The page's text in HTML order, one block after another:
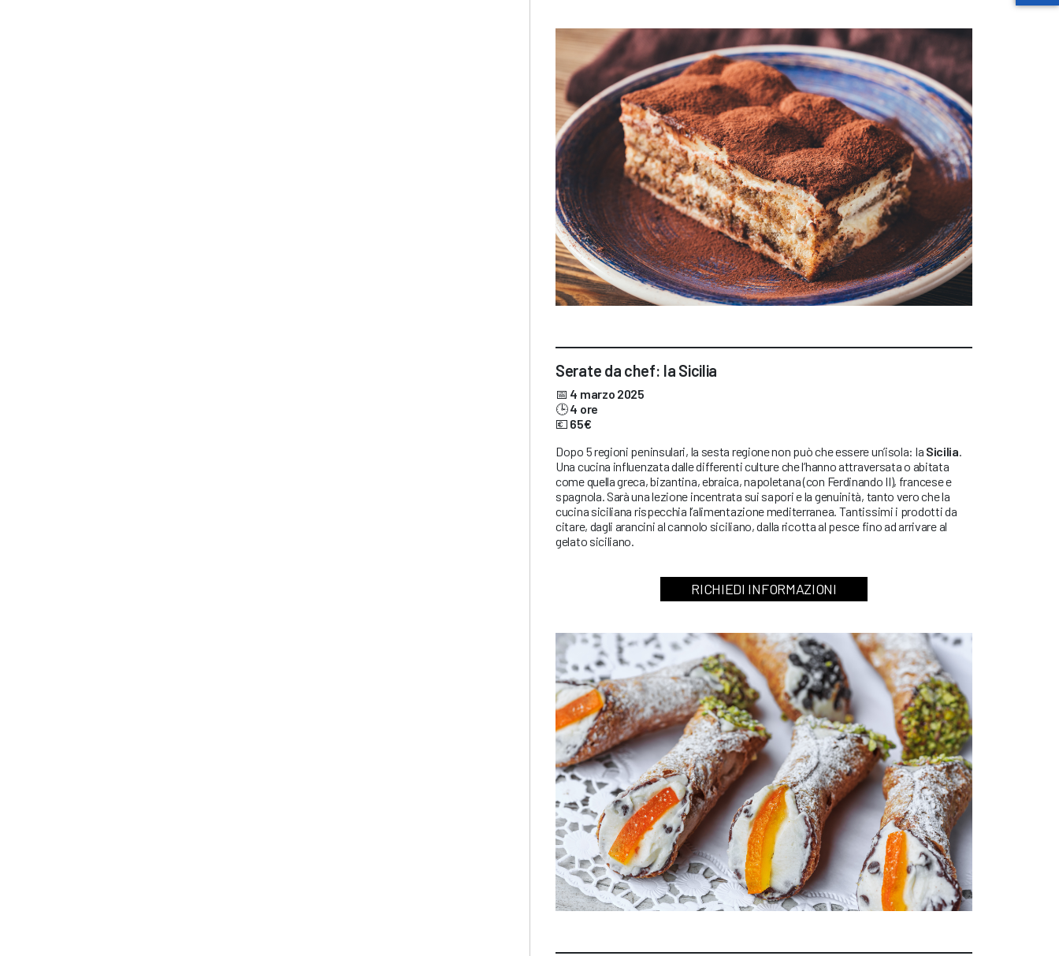
Serate da chef: la Sicilia
📅 4 marzo 2025
🕒4 ore
💶 65€
Dopo 5 regioni peninsulari, la sesta regione non può che essere un’isola: la Sicilia.
Una cucina influenzata dalle differenti culture che l’hanno attraversata o abitata
come quella greca, bizantina, ebraica, napoletana (con Ferdinando II), francese e
spagnola. Sarà una lezione incentrata sui sapori e la genuinità, tanto vero che la
cucina siciliana rispecchia l’alimentazione mediterranea. Tantissimi i prodotti da
citare, dagli arancini al cannolo siciliano, dalla ricotta al pesce fino ad arrivare al
gelato siciliano.
RICHIEDI INFORMAZIONI